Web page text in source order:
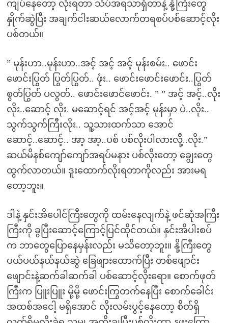
ကျပ်နေတော့ လိုးရတာ သိပ်အရသာရှိတာနဲ့ နို့ကြီးတွေ
နှိုက်ဆွဲပြီး အချက်ငါးဆယ်လောက်တရစပ်ပစ်ဆောင့်လိုး
ပစ်တယ်။
” မုန်းဟာ..မုန်းဟာ..အင့် အင့် အင့် မုန်းစမ်း.. ဖောင်း
ဖောင်းပြွတ် ပြွတ်ပြွတ်.. ဖုံး.. ဖောင်းဖောင်းဖောင်း..ပြွတ်
စွတ်ပြွတ် ပလွတ်.. ဖောင်းဖောင်ဖောင်း. ” ” အင့် အင့်..လိုး
လိုး..ဆောင့် လိုး. မဆောင့်ရင် အင့်အင့် မုန်းမှာ ပဲ..လိုး..
သွက်သွက်ကြီးလိုး.. သူ့သားထက်သာ အောင်
ဆောင့်..ဆောင့်.. အာ့ အာ့..ပစ် ပစ်လိုးပါလားလို့်..လိုး.”
ဆယ်မိနစ်ကျော်ကျော်အရပ်မနား ပစ်လိုးတော့ ချွေးတွေ
ထွက်လာတယ်။ ဒူးထောက်လိုးရတာကိုလည်း အားမရ
တော့ဘူး။
ဒါနဲ့ နှင်းအိပေါင်ကြီးတွေကို ထမ်းနေလျက်နဲ့ ဖင်ဆုံအကြီး
ကြီးကို ခွပြီးဆောင့်ကြောင့်ပြင်ထိုင်တယ်။ နှင်းအိပါးစပ်
က ဘာတွေပြောနေမှန်းလည်း မသိတော့ဘူး။ နို့ကြီးတွေ
ပယ်ပယ်နယ်နယ်ဆွဲ ခြေဖျားထောက်ပြီး တစ်ဖျောင်း
ဖျောင်းနဲ့ဆက်ခါဆက်ခါ ပစ်ဆောင့်လိုးရော။ စောက်ဖုတ်
ကြီးက ပြူးပြူး မို့မို့ ဖောင်းကြွတက်နေပြီး စောက်ခေါင်း
အထစ်အငေါ့ မရှိအောင် လိုးလမ်းပွင့်နေတော့ စိတ်ရှိ